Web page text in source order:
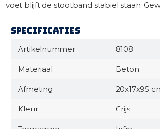
voet blijft de stootband stabiel staan.
Specificaties
Artikelnummer 8108
Materiaal Beton
Afmeting 20x17x95
Kleur Grijs